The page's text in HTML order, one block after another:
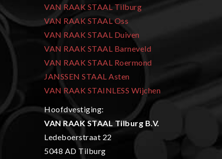
VAN RAAK STAAL Tilburg
VAN RAAK STAAL Oss
VAN RAAK STAAL Duiven
VAN RAAK STAAL Barneveld
VAN RAAK STAAL Roermond
JANSSEN STAAL Asten
VAN RAAK STAINLESS Wijchen
Hoofdvestiging:
VAN RAAK STAAL Tilburg B.V.
Ledeboerstraat 22
5048 AD Tilburg